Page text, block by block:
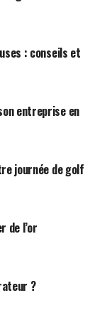
: conseils et
entreprise en
journée de golf
de l’or
?